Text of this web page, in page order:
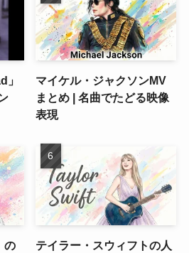
」
マイケル・ジャクソンMV
まとめ | 名曲でたどる映像
表現
の
テイラー・スウィフトの人